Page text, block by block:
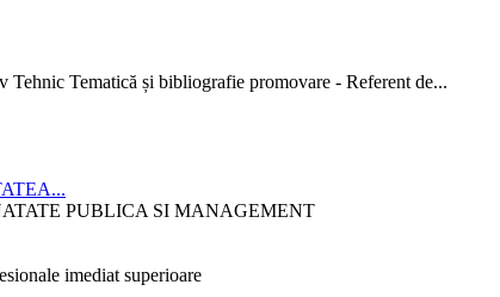
Tematică și bibliografie promovare - Referent de...
PUBLICA SI MANAGEMENT
imediat superioare